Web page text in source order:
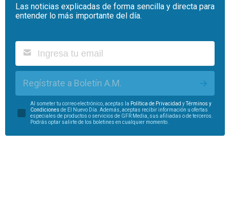
Las noticias explicadas de forma sencilla y directa para
entender lo más importante del día.
Regístrate a Boletín A.M.
Al someter tu correo electrónico, aceptas la Política de Privacidad y
Términos y
Condiciones de El Nuevo Día. Además, aceptas recibir información u ofertas
especiales de productos o servicios de GFR Media, sus afiliadas o de terceros.
Podrás optar salirte de los boletines en cualquier momento.